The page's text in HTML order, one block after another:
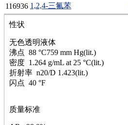
硫
铝
氯
锰
硅烷
酰氯
林
醚
钠
116936 1,2,4-三氟苯
性状
无色透明液体
沸点 88 °C759 mm Hg(lit.)
密度 1.264 g/mL at 25 °C(lit.)
折射率 n20/D 1.423(lit.)
闪点 40 °F
质量标准